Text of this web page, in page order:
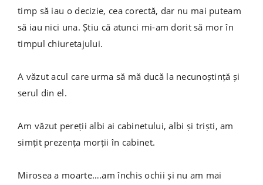
timp să iau o decizie, cea corectă, dar nu mai puteam
să iau nici una. Știu că atunci mi-am dorit să mor în
timpul chiuretajului.
A văzut acul care urma să mă ducă la necunoștință și
serul din el.
Am văzut pereții albi ai cabinetului, albi și triști, am
simțit prezența morții în cabinet.
Mirosea a moarte….am închis ochii și nu am mai